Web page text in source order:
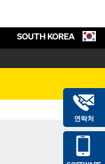
연락처
SOUTH KOREA